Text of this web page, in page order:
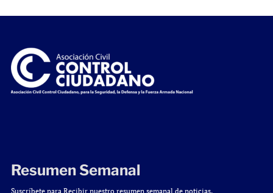
Resumen Semanal
Suscríbete para Recibir nuestro resumen semanal de noticias.